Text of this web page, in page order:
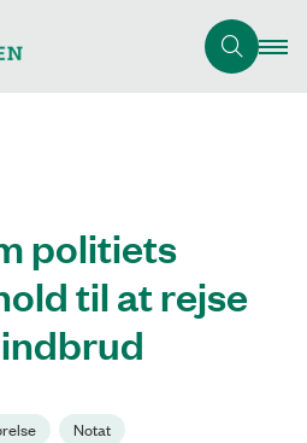
politiets
til at rejse
Notat